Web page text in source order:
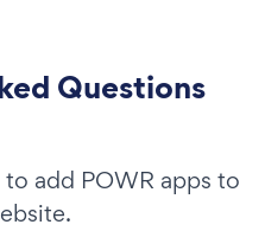
Questions
add POWR apps to